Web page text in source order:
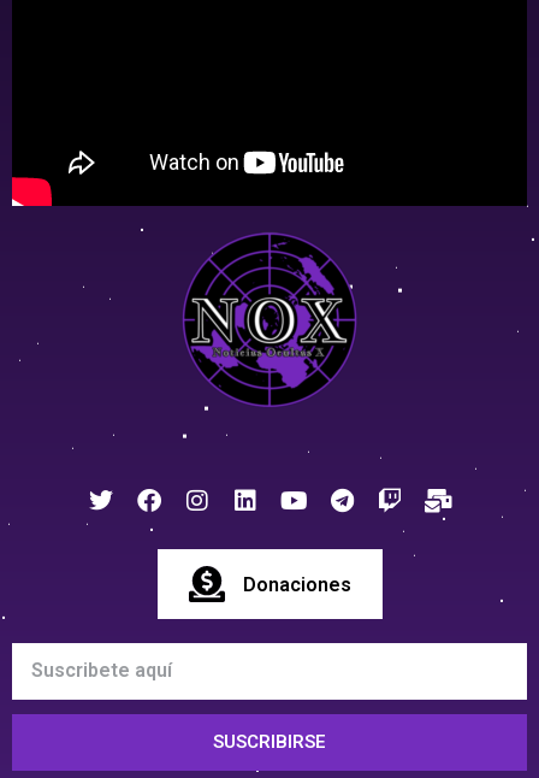
Donaciones
SUSCRIBIRSE